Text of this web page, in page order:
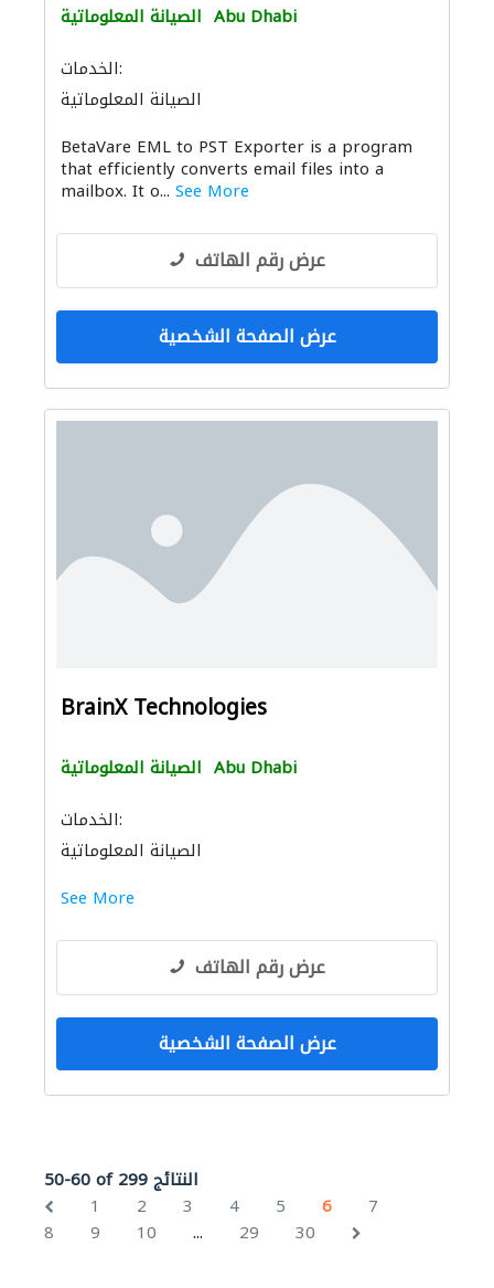
الصيانة المعلوماتية Abu Dhabi
الخدمات:
الصيانة المعلوماتية
BetaVare EML to PST Exporter is a program
that efficiently converts email files into a
mailbox. It o... See More
عرض رقم الهاتف
عرض الصفحة الشخصية
BrainX Technologies
الصيانة المعلوماتية Abu Dhabi
الخدمات:
الصيانة المعلوماتية
See More
عرض رقم الهاتف
عرض الصفحة الشخصية
50-60 of 299 النتائج
1
2 3 4 5 6
7
8
9 10 ... 29 30